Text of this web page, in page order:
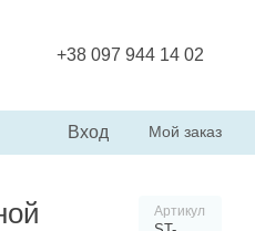
+38 097 944 14 02
Вход Мой заказ
Артикул